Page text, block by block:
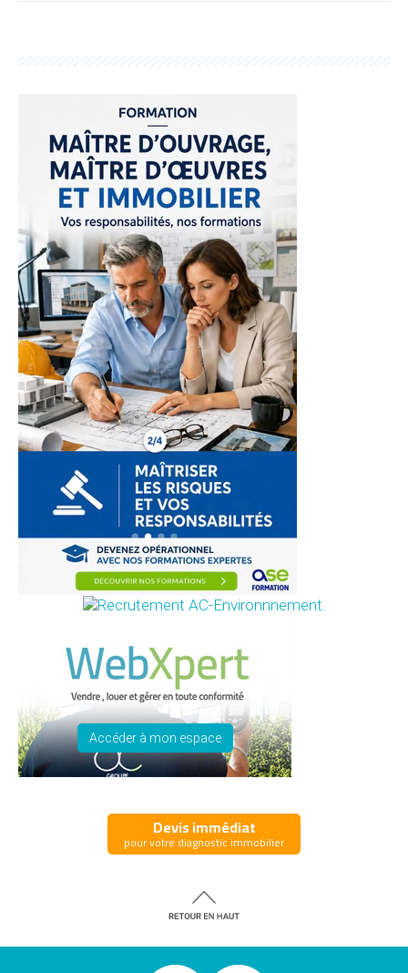
Accéder à mon espace
Devis immédiat
pour votre diagnostic immobilier